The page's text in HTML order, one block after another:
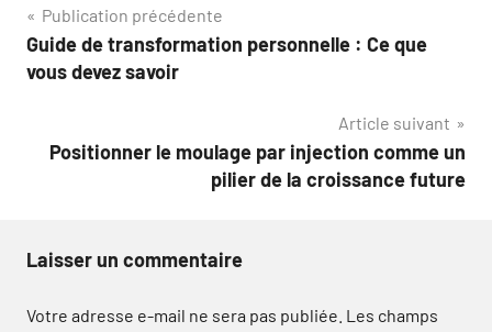
Navigation
de
Publication précédente
Guide de transformation personnelle : Ce que
vous devez savoir
Article suivant
Positionner le moulage par injection comme un
pilier de la croissance future
Laisser un commentaire
Votre adresse e-mail ne sera pas publiée. Les champs